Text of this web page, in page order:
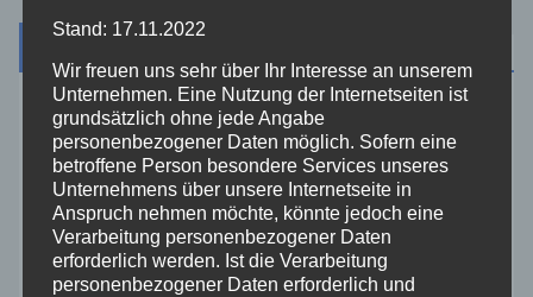
Aktuelles
Allgemein
Altenkirchen
Stand: 17.11.2022
Wir freuen uns sehr über Ihr Interesse an unserem
Unternehmen. Eine Nutzung der Internetseiten ist
grundsätzlich ohne jede Angabe
personenbezogener Daten möglich. Sofern eine
betroffene Person besondere Services unseres
Unternehmens über unsere Internetseite in
Anspruch nehmen möchte, könnte jedoch eine
Verarbeitung personenbezogener Daten
erforderlich werden. Ist die Verarbeitung
personenbezogener Daten erforderlich und